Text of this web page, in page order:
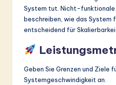
System tut. Nicht-funktionale
beschreiben, wie das System
entscheidend für
Geben Sie Grenzen und Ziele
Systemgeschwindigkeit an.